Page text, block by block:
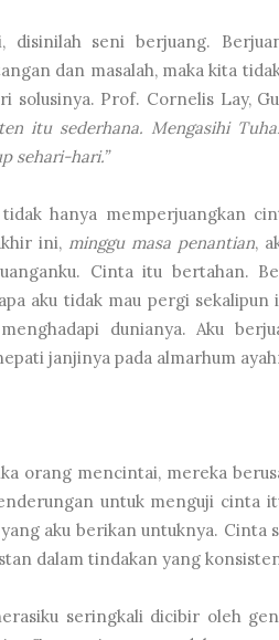
disinilah seni berjuang.
dan masalah, maka kita
solusinya. Prof. Cornelis Lay,
itu sederhana. Mengasihi
sehari-hari.”
tidak hanya memperjuangkan
ini, minggu masa penantian,
Cinta itu bertahan.
aku tidak mau pergi sekalipun
dunianya. Aku
janjinya pada almarhum
orang mencintai, mereka
untuk menguji cinta
aku berikan untuknya.
dalam tindakan yang
seringkali dicibir oleh